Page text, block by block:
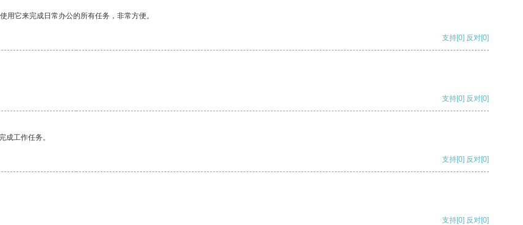
它来完成日常办公的所有任务，非常方便。
支持[0] 反对[0]
支持[0] 反对[0]
成工作任务。
支持[0] 反对[0]
支持[0] 反对[0]